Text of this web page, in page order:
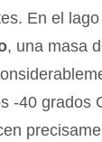
En el
, una masa
-40 grados